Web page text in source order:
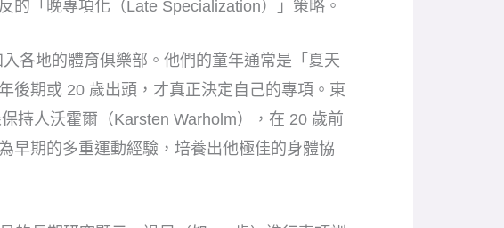
的「晚專項化（Late Specialization）」策略。
各地的體育俱樂部。他們的童年通常是「夏天
後期或 20 歲出頭，才真正決定自己的專項。東
持人沃霍爾（Karsten Warholm），在 20 歲前
早期的多重運動經驗，培養出他極佳的身體協